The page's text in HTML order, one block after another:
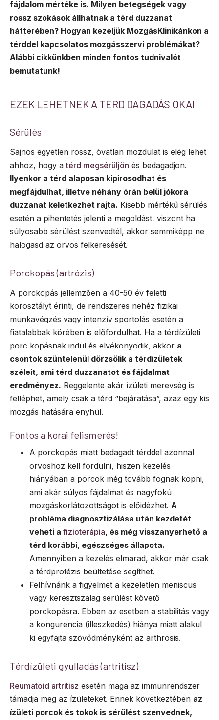
fájdalom mértéke is. Milyen betegségek vagy
rossz szokások állhatnak a térd duzzanat
hátterében? Hogyan kezeljük MozgásKlinikánkon a
térddel kapcsolatos mozgásszervi problémákat?
Alábbi cikkünkben minden fontos tudnivalót
bemutatunk!
EZEK LEHETNEK A TÉRD DAGADÁS OKAI
Sérülés
Sajnos egyetlen rossz, óvatlan mozdulat is elég lehet
ahhoz, hogy atérd megsérüljön és bedagadjon.
Ilyenkor a térd alaposan kipirosodhat és
megfájdulhat, illetve néhány órán belül jókora
duzzanat keletkezhet rajta. Kisebb mértékű sérülés
esetén a pihentetés jelenti a megoldást, viszont ha
súlyosabb sérülést szenvedtél, akkor semmiképp ne
halogasd az orvos felkeresését.
Porckopás (artrózis)
A porckopás jellemzően a 40-50 év feletti
korosztályt érinti, de rendszeres nehéz fizikai
munkavégzés vagy intenzív sportolás esetén a
fiatalabbak körében is előfordulhat. Ha a térdízületi
porc kopásnak indul és elvékonyodik, akkor a
csontok szüntelenül dörzsölik a térdízületek
széleit, ami térd duzzanatot és fájdalmat
eredményez. Reggelente akár ízületi merevség is
felléphet, amely csak a térd “bejáratása”, azaz egy kis
mozgás hatására enyhül.
Fontos a korai felismerés!
A porckopás miatt bedagadt térddel azonnal
orvoshoz kell fordulni, hiszen kezelés
hiányában a porcok még tovább fognak kopni,
ami akár súlyos fájdalmat és nagyfokú
mozgáskorlátozottságot is előidézhet. A
probléma diagnosztizálása után kezdetét
veheti a fizioterápia, és még visszanyerhető a
térd korábbi, egészséges állapota.
Amennyiben a kezelés elmarad, akkor már csak
a térdprotézis beültetése segíthet.
Felhívnánk a figyelmet a kezeletlen meniscus
vagy keresztszalag sérülést követő
porckopásra. Ebben az esetben a stabilitás vagy
a kongurencia (illeszkedés) hiánya miatt alakul
ki egyfajta szövődményként az arthrosis.
Térdízületi gyulladás (artritisz)
Reumatoid artritisz esetén maga az immunrendszer
támadja meg az ízületeket. Ennek következtében az
ízületi porcok és tokok is sérülést szenvednek,